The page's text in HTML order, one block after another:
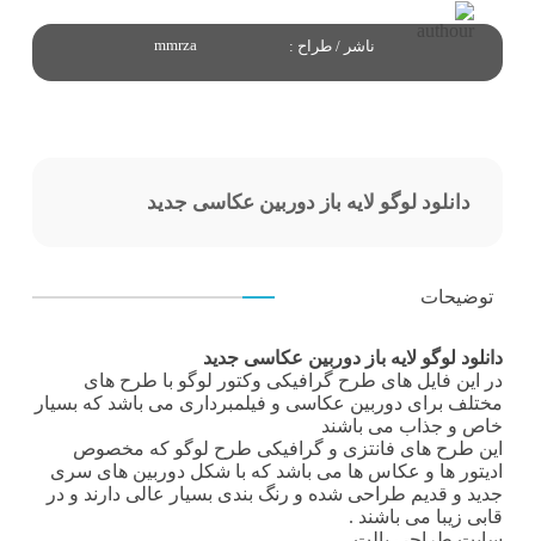
ناشر / طراح : mmrza
دانلود لوگو لایه باز دوربین عکاسی جدید
توضیحات
دانلود لوگو لایه باز دوربین عکاسی جدید
در این فایل های طرح گرافیکی وکتور لوگو با طرح های
مختلف برای دوربین عکاسی و فیلمبرداری می باشد که بسیار
خاص و جذاب می باشند
این طرح های فانتزی و گرافیکی طرح لوگو که مخصوص
ادیتور ها و عکاس ها می باشد که با شکل دوربین های سری
جدید و قدیم طراحی شده و رنگ بندی بسیار عالی دارند و در
قابی زیبا می باشند .